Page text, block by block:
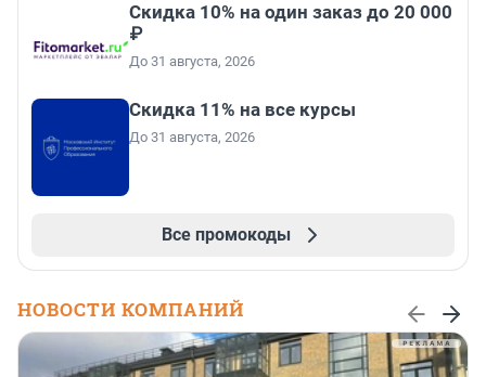
Скидка 10% на один заказ до 20 000
₽
До 31 августа, 2026
Скидка 11% на все курсы
До 31 августа, 2026
Все промокоды
НОВОСТИ КОМПАНИЙ